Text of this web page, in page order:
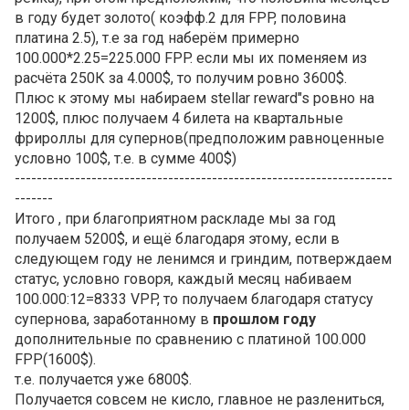
в году будет золото( коэфф.2 для FPP, половина
платина 2.5), т.е за год наберём примерно
100.000*2.25=225.000 FPP. если мы их поменяем из
расчёта 250К за 4.000$, то получим ровно 3600$.
Плюс к этому мы набираем stellar reward"s ровно на
1200$, плюс получаем 4 билета на квартальные
фрироллы для супернов(предположим равноценные
условно 100$, т.е. в сумме 400$)
---------------------------------------------------------------------
-------
Итого , при благоприятном раскладе мы за год
получаем 5200$, и ещё благодаря этому, если в
следующем году не ленимся и гриндим, потверждаем
статус, условно говоря, каждый месяц набиваем
100.000:12=8333 VPP, то получаем благодаря статусу
супернова, заработанному в прошлом году
дополнительные по сравнению с платиной 100.000
FPP(1600$).
т.е. получается уже 6800$.
Получается совсем не кисло, главное не разлениться,